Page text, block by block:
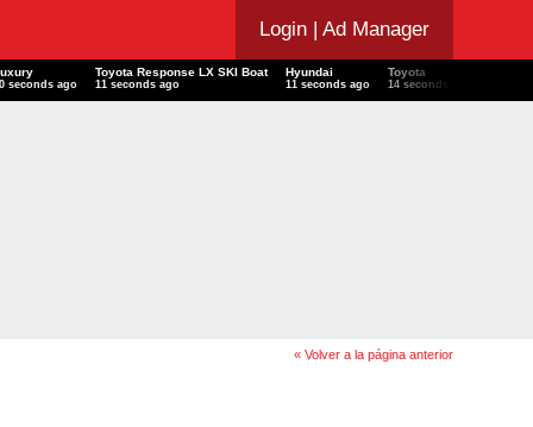
Login| Ad Manager
Luxury
12 seconds ago
Toyota Response LX SKI Boat
13 seconds ago
Hyundai
13 seconds ago
Toyota
16 seconds ago
« Volver a la página anterior